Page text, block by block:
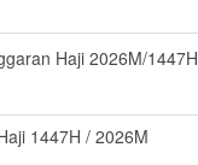
Haji 2026M/1447H
1447H / 2026M